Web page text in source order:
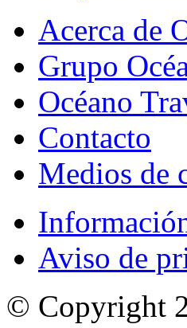
Acerca de
Grupo
Océano
Contacto
Medios de
Aviso de
© Copyright